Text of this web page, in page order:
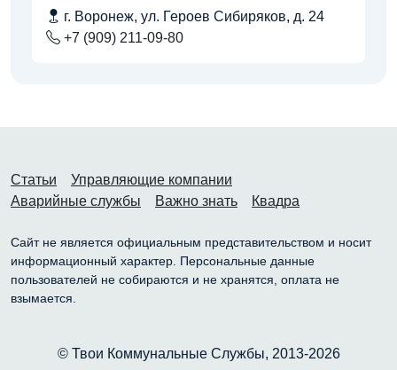
г. Воронеж, ул. Героев Сибиряков, д. 24
+7 (909) 211-09-80
Статьи
Управляющие компании
Аварийные службы
Важно знать Квадра
Сайт не является официальным представительством и носит
информационный характер. Персональные данные
пользователей не собираются и не хранятся, оплата не
взымается.
© Твои Коммунальные Службы, 2013-2026